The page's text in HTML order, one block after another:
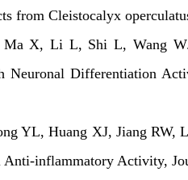
fromCleistocalyx
X, Li L, Shi L, Wang
Neuronal Differentiation
YL, Huang XJ, Jiang
Anti-inflammatory Activity,